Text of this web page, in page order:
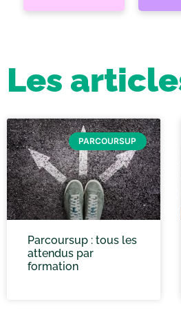
Les
PARCOURSUP
Parcoursup : tous les
attendus par
formation